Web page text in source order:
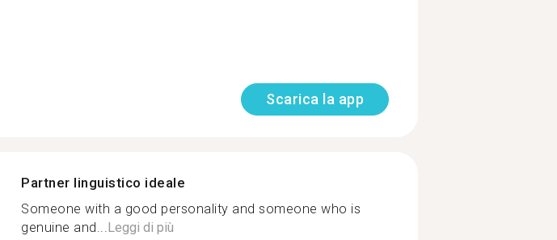
Scarica la app
Partner linguistico ideale
Someone with a good personality and someone who is
genuine and...Leggi di più